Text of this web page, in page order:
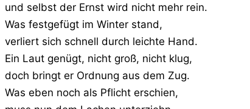
und selbst der Ernst wird nicht mehr rein.
Was festgefügt im Winter stand,
verliert sich schnell durch leichte Hand.
Ein Laut genügt, nicht groß, nicht klug,
doch bringt er Ordnung aus dem Zug.
Was eben noch als Pflicht erschien,